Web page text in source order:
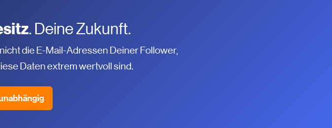
. Deine Zukunft.
die E-Mail-Adressen Deiner Follower,
Daten extrem wertvoll sind.